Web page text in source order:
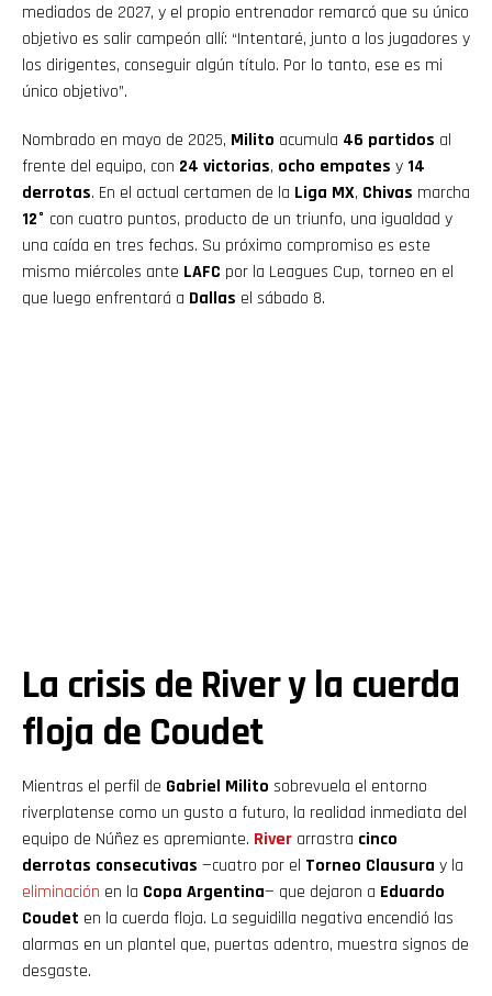
mediados de 2027, y el propio entrenador remarcó que su único
objetivo es salir campeón allí: “Intentaré, junto a los jugadores y
los dirigentes, conseguir algún título. Por lo tanto, ese es mi
único objetivo”.
Nombrado en mayo de 2025, Milito acumula 46 partidos al
frente del equipo, con 24 victorias, ocho empates y 14
derrotas. En el actual certamen de la Liga MX, Chivas marcha
12° con cuatro puntos, producto de un triunfo, una igualdad y
una caída en tres fechas. Su próximo compromiso es este
mismo miércoles ante LAFC por la Leagues Cup, torneo en el
que luego enfrentará a Dallas el sábado 8.
La crisis de River y la cuerda
floja de Coudet
Mientras el perfil de Gabriel Milito sobrevuela el entorno
riverplatense como un gusto a futuro, la realidad inmediata del
equipo de Núñez es apremiante. River arrastra cinco
derrotas consecutivas —cuatro por el Torneo Clausura y la
eliminación en la Copa Argentina— que dejaron a Eduardo
Coudet en la cuerda floja. La seguidilla negativa encendió las
alarmas en un plantel que, puertas adentro, muestra signos de
desgaste.